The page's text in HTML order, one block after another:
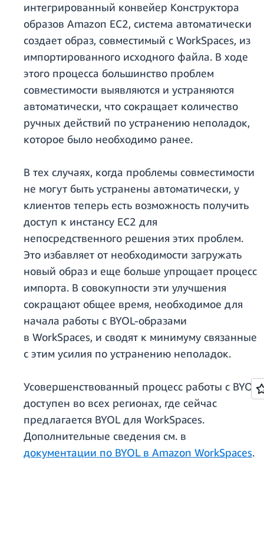
интегрированный конвейер Конструктора
образов Amazon EC2, система автоматически
создает образ, совместимый с WorkSpaces, из
импортированного исходного файла. В ходе
этого процесса большинство проблем
совместимости выявляются и устраняются
автоматически, что сокращает количество
ручных действий по устранению неполадок,
которое было необходимо ранее.
В тех случаях, когда проблемы совместимости
не могут быть устранены автоматически, у
клиентов теперь есть возможность получить
доступ к инстансу EC2 для
непосредственного решения этих проблем.
Это избавляет от необходимости загружать
новый образ и еще больше упрощает процесс
импорта. В совокупности эти улучшения
сокращают общее время, необходимое для
начала работы с BYOL-образами
в WorkSpaces, и сводят к минимуму связанные
с этим усилия по устранению неполадок.
Усовершенствованный процесс работы с BYOL
доступен во всех регионах, где сейчас
предлагается BYOL для WorkSpaces.
Дополнительные сведения см. в
документации по BYOL в Amazon WorkSpaces.